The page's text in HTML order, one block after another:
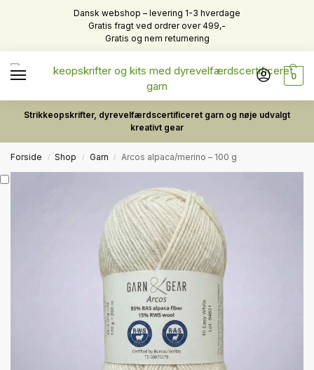
Dansk webshop – levering 1-3 hverdage
Gratis fragt ved ordrer over 499,-
Gratis og nem returnering
0
Strikkeopskrifter, dyrevelfærdscertificeret garn og nøje udvalgt
kreativt gear
Forside / Shop / Garn / Arcos alpaca/merino – 100 g